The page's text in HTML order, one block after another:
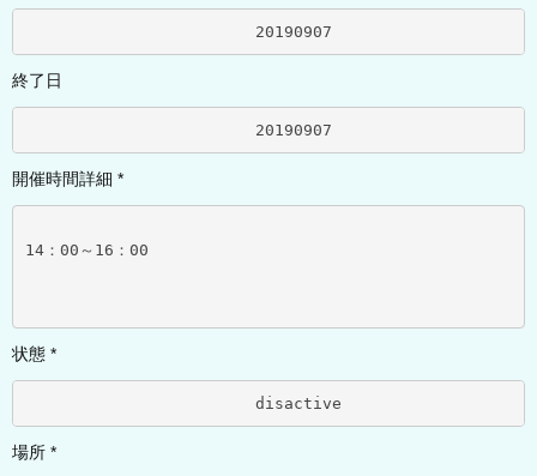
終了日
開催時間詳細 *
14：00～16：00
状態 *
場所 *